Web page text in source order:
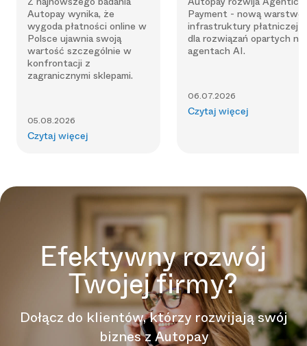
Autopay wynika, że
wygoda płatności online w
Polsce ujawnia swoją
wartość szczególnie w
konfrontacji z
zagranicznymi sklepami.
05.08.2026
Czytaj więcej
Payment - nową warstwę
infrastruktury płatniczej
dla rozwiązań opartych na
agentach AI.
06.07.2026
Czytaj więcej
Efektywny rozwój
Twojej firmy?
Dołącz do klientów, którzy rozwijają swój
biznes z Autopay